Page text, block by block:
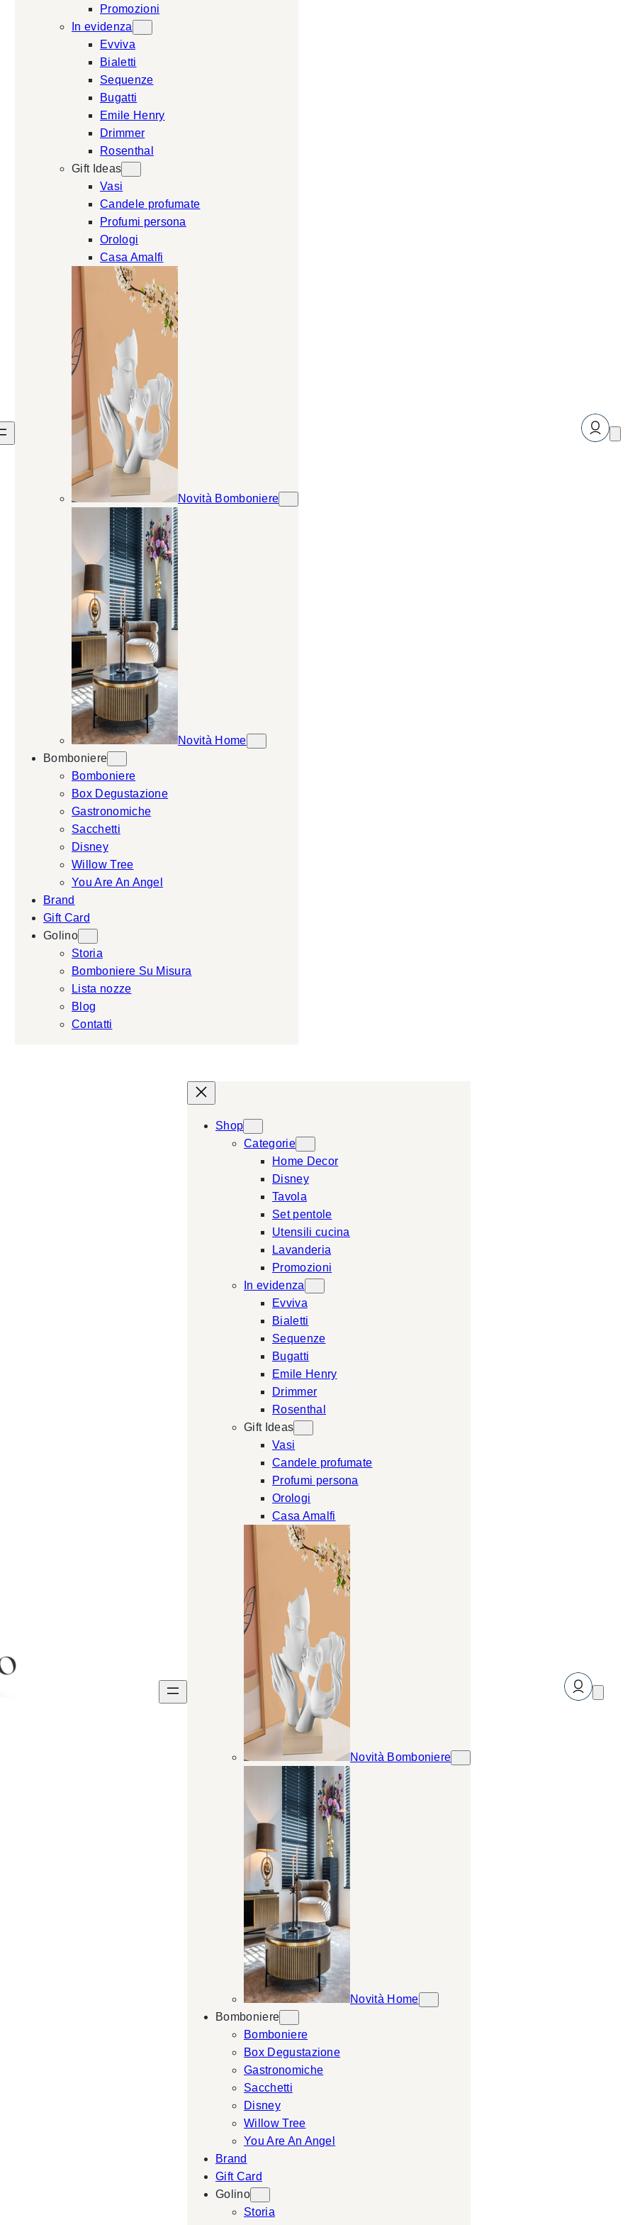
Promozioni
In evidenza
Evviva
Bialetti
Sequenze
Bugatti
Emile Henry
Drimmer
Rosenthal
Gift Ideas
Vasi
Candele profumate
Profumi persona
Orologi
Casa Amalfi
Novità Bomboniere
Novità Home
Bomboniere
Bomboniere
Box Degustazione
Gastronomiche
Sacchetti
Disney
Willow Tree
You Are An Angel
Brand
Gift Card
Golino
Storia
Bomboniere Su Misura
Lista nozze
Blog
Contatti
Shop
Categorie
Home Decor
Disney
Tavola
Set pentole
Utensili cucina
Lavanderia
Promozioni
In evidenza
Evviva
Bialetti
Sequenze
Bugatti
Emile Henry
Drimmer
Rosenthal
Gift Ideas
Vasi
Candele profumate
Profumi persona
Orologi
Casa Amalfi
Novità Bomboniere
Novità Home
Bomboniere
Bomboniere
Box Degustazione
Gastronomiche
Sacchetti
Disney
Willow Tree
You Are An Angel
Brand
Gift Card
Golino
Storia